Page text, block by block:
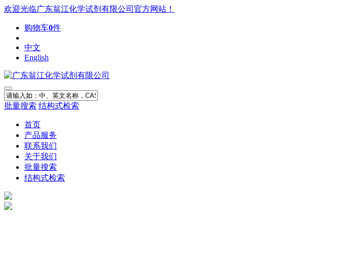
欢迎光临广东翁江化学试剂有限公司官方网站！
购物车0件
中文
English
批量搜索 结构式检索
首页
产品服务
联系我们
关于我们
批量搜索
结构式检索